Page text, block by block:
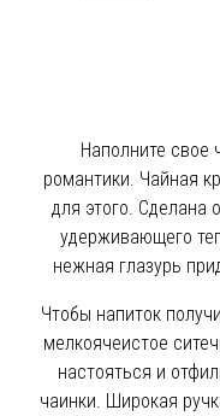
Наполните свое
романтики. Чайная
для этого. Сделана
удерживающего
нежная глазурь
Чтобы напиток
мелкоячеистое
настояться и
чаинки. Широкая